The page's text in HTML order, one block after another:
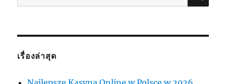
เรื่องล่าสุด